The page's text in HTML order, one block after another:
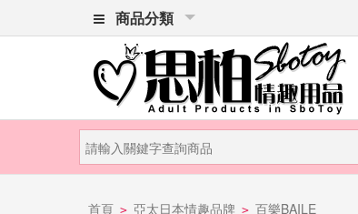
商品分類
首頁 > 亞太日本情趣品牌 > 百樂BAILE